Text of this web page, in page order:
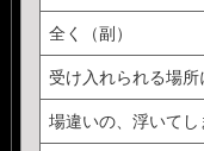
全く（副）
受け入れられる場所
場違いの、浮いてし